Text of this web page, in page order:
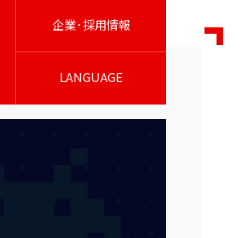
企業･採用情報
LANGUAGE